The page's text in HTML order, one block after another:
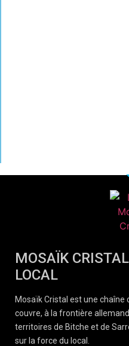
MOSAÏK
LOCAL
Mosaïk Cristal est une
couvre, à la frontière
territoires de Bitche et de
sur la force du local.